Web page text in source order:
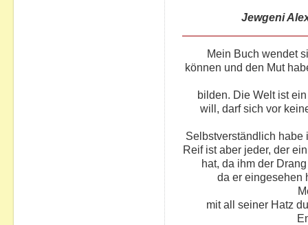
Jewgeni
Mein Buch wendet
können und den Mut
bilden. Die Welt ist
will, darf sich vor
Selbstverständlich habe
Reif ist aber jeder, der
hat, da ihm der
da er eingesehen
mit all seiner Hatz